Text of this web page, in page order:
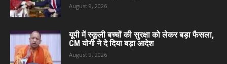
August 9, 2026
यूपी में स्कूली बच्चों की सुरक्षा को लेकर बड़ा फैसला,
CM योगी ने दे दिया बड़ा आदेश
August 9, 2026